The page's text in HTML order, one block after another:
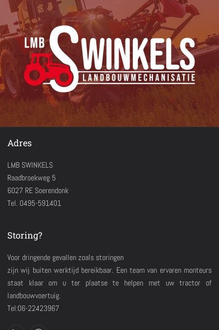
Adres
LMB SWINKELS
Raadbroekweg 5
6027 RE Soerendonk
Tel. 0495-591401
Storing?
Voor dringende gevallen zoals storingen
zijn wij buiten werktijd bereikbaar. Een team van ervaren monteurs
staat klaar om u ter plaatse te helpen met uw tractor of
landbouwvoertuig.
Tel:06-22423967